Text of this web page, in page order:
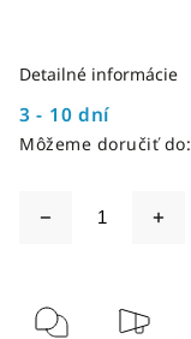
3 - 10 dní
Môžeme doručiť do:
Detailné informácie